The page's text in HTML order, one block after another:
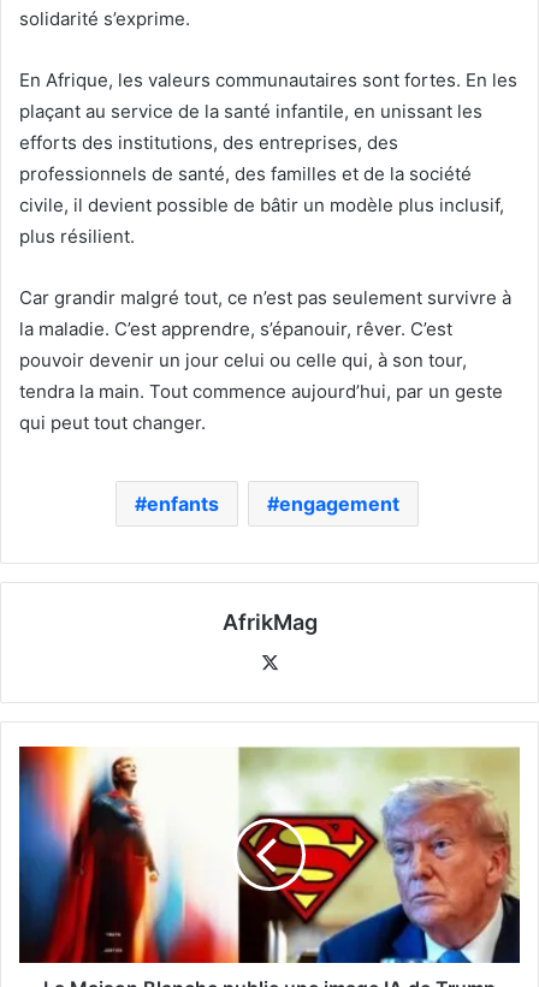
solidarité s’exprime.
En Afrique, les valeurs communautaires sont fortes. En les
plaçant au service de la santé infantile, en unissant les
efforts des institutions, des entreprises, des
professionnels de santé, des familles et de la société
civile, il devient possible de bâtir un modèle plus inclusif,
plus résilient.
Car grandir malgré tout, ce n’est pas seulement survivre à
la maladie. C’est apprendre, s’épanouir, rêver. C’est
pouvoir devenir un jour celui ou celle qui, à son tour,
tendra la main. Tout commence aujourd’hui, par un geste
qui peut tout changer.
enfants engagement
AfrikMag